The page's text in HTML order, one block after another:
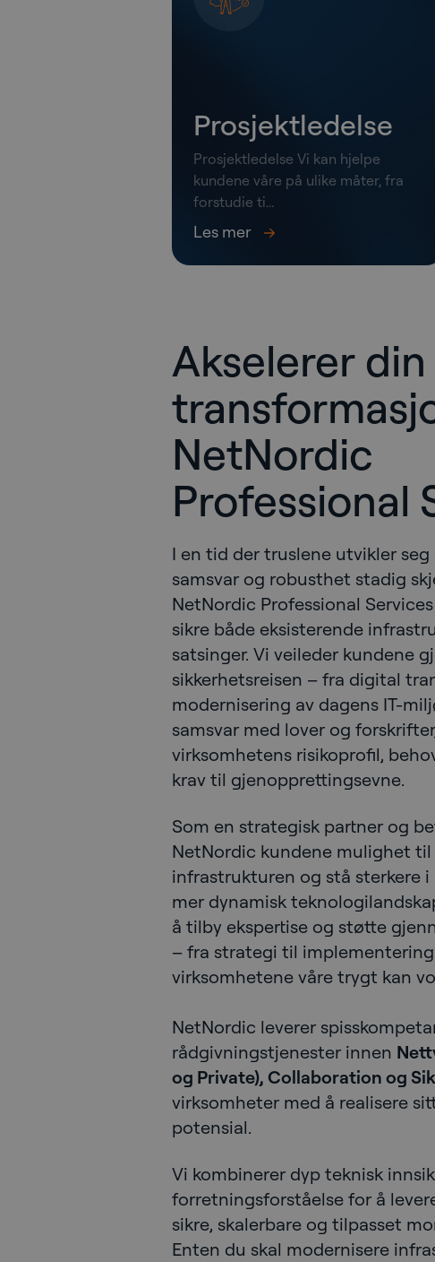
Prosjektledelse
Prosjektledelse Vi kan hjelpe
kundene våre på ulike måter, fra
forstudie ti...
Les mer
Akselerer
NetNordic
Professional
I en tid der truslene utvikler
samsvar og robusthet stadig
NetNordic Professional
sikre både eksisterende
satsinger. Vi veileder kundene
sikkerhetsreisen – fra digital
modernisering av dagens IT-
samsvar med lover og
virksomhetens risikoprofil,
krav til gjenopprettingsevne.
Som en strategisk partner og
NetNordic kundene mulighet
infrastrukturen og stå sterkere
mer dynamisk
å tilby ekspertise og støtte
– fra strategi til
virksomhetene våre trygt kan
NetNordic leverer
rådgivningstjenester innen
og Private), Collaboration og
virksomheter med å realisere
potensial.
Vi kombinerer dyp teknisk
forretningsforståelse for å
sikre, skalerbare og tilpasset
Enten du skal modernisere